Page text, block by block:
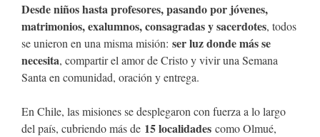
Desde niños hasta profesores, pasando por jóvenes,
matrimonios, exalumnos, consagradas y sacerdotes, todos
se unieron en una misma misión: ser luz donde más se
necesita, compartir el amor de Cristo y vivir una Semana
Santa en comunidad, oración y entrega.
En Chile, las misiones se desplegaron con fuerza a lo largo
del país, cubriendo más de 15 localidades como Olmué,